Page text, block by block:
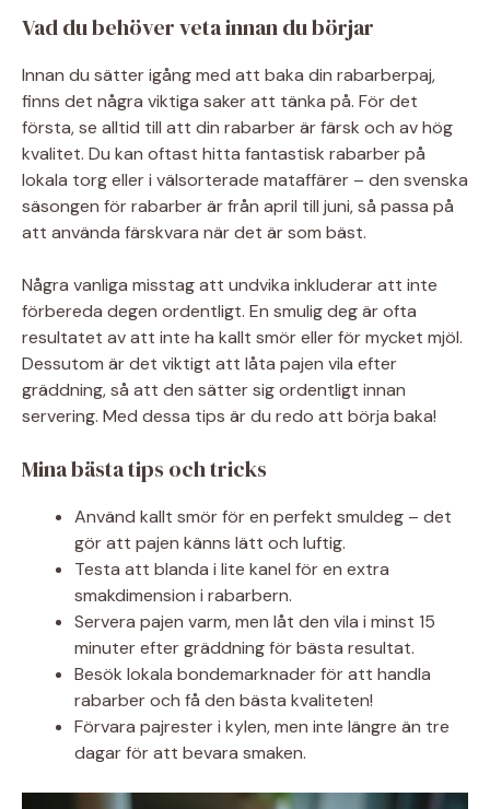
Vad du behöver veta innan du börjar
Innan du sätter igång med att baka din rabarberpaj,
finns det några viktiga saker att tänka på. För det
första, se alltid till att din rabarber är färsk och av hög
kvalitet. Du kan oftast hitta fantastisk rabarber på
lokala torg eller i välsorterade mataffärer – den svenska
säsongen för rabarber är från april till juni, så passa på
att använda färskvara när det är som bäst.
Några vanliga misstag att undvika inkluderar att inte
förbereda degen ordentligt. En smulig deg är ofta
resultatet av att inte ha kallt smör eller för mycket mjöl.
Dessutom är det viktigt att låta pajen vila efter
gräddning, så att den sätter sig ordentligt innan
servering. Med dessa tips är du redo att börja baka!
Mina bästa tips och tricks
Använd kallt smör för en perfekt smuldeg – det
gör att pajen känns lätt och luftig.
Testa att blanda i lite kanel för en extra
smakdimension i rabarbern.
Servera pajen varm, men låt den vila i minst 15
minuter efter gräddning för bästa resultat.
Besök lokala bondemarknader för att handla
rabarber och få den bästa kvaliteten!
Förvara pajrester i kylen, men inte längre än tre
dagar för att bevara smaken.